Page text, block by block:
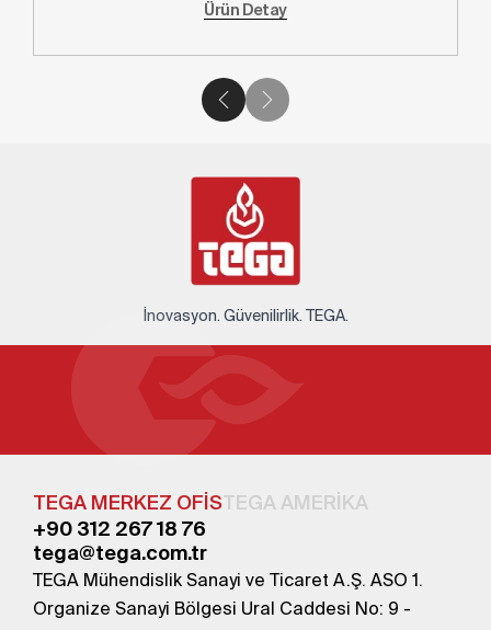
Ürün Detay
İnovasyon. Güvenilirlik. TEGA.
TEGA MERKEZ OFİSTEGA AMERİKA
+90 312 267 18 76
tega@tega.com.tr
TEGA Mühendislik Sanayi ve Ticaret A.Ş. ASO 1.
Organize Sanayi Bölgesi Ural Caddesi No: 9 -